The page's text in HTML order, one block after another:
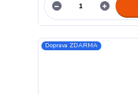
Doprava ZDARMA